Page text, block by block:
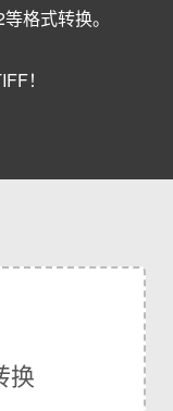
格式转换。
！
换